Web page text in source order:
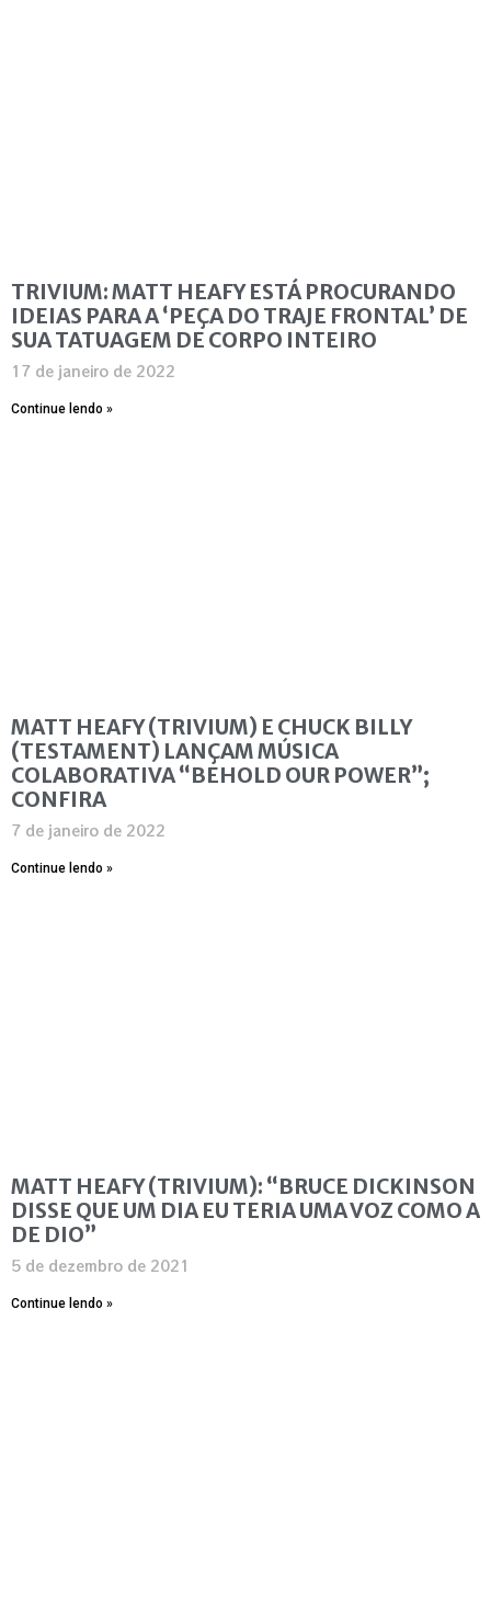
TRIVIUM: MATT HEAFY ESTÁ PROCURANDO
IDEIAS PARA A ‘PEÇA DO TRAJE FRONTAL’ DE
SUA TATUAGEM DE CORPO INTEIRO
17 de janeiro de 2022
Continue lendo »
MATT HEAFY (TRIVIUM) E CHUCK BILLY
(TESTAMENT) LANÇAM MÚSICA
COLABORATIVA “BEHOLD OUR POWER”;
CONFIRA
7 de janeiro de 2022
Continue lendo »
MATT HEAFY (TRIVIUM): “BRUCE DICKINSON
DISSE QUE UM DIA EU TERIA UMA VOZ COMO A
DE DIO”
5 de dezembro de 2021
Continue lendo »